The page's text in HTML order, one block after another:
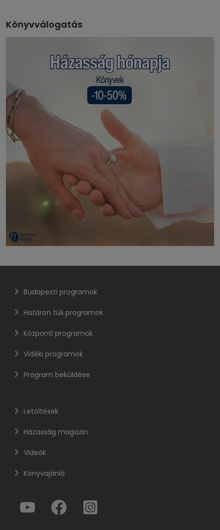
Könyvválogatás
Budapesti programok
Határon túli programok
Központi programok
Vidéki programok
Program beküldése
Letöltések
Házasság magazin
Videók
Könyvajánló